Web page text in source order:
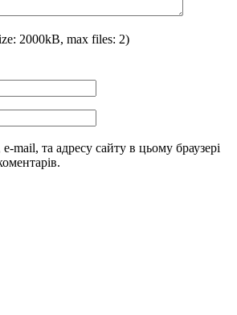
2000kB, max files: 2)
mail, та адресу сайту в цьому браузері